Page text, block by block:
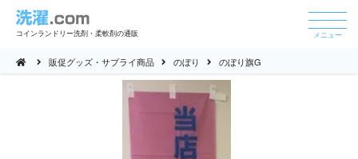
コインランドリー洗剤・柔軟剤の通販 メニュー
販促グッズ・サプライ商品 のぼり のぼり旗G